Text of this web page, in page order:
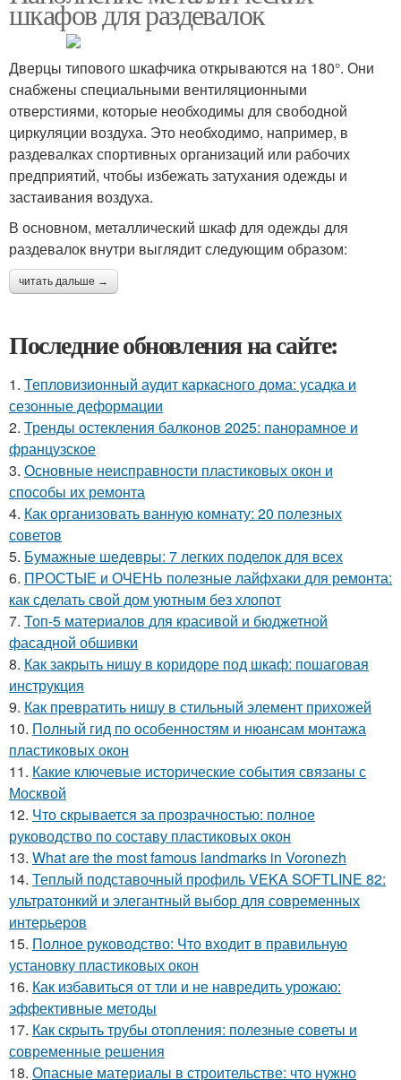
шкафов для раздевалок
Дверцы типового шкафчика открываются на 180°. Они
снабжены специальными вентиляционными
отверстиями, которые необходимы для свободной
циркуляции воздуха. Это необходимо, например, в
раздевалках спортивных организаций или рабочих
предприятий, чтобы избежать затухания одежды и
застаивания воздуха.
В основном, металлический шкаф для одежды для
раздевалок внутри выглядит следующим образом:
читать дальше →
Последние обновления на сайте:
1. Тепловизионный аудит каркасного дома: усадка и
сезонные деформации
2. Тренды остекления балконов 2025: панорамное и
французское
3. Основные неисправности пластиковых окон и
способы их ремонта
4. Как организовать ванную комнату: 20 полезных
советов
5. Бумажные шедевры: 7 легких поделок для всех
6. ПРОСТЫЕ и ОЧЕНЬ полезные лайфхаки для ремонта:
как сделать свой дом уютным без хлопот
7. Топ-5 материалов для красивой и бюджетной
фасадной обшивки
8. Как закрыть нишу в коридоре под шкаф: пошаговая
инструкция
9. Как превратить нишу в стильный элемент прихожей
10. Полный гид по особенностям и нюансам монтажа
пластиковых окон
11. Какие ключевые исторические события связаны с
Москвой
12. Что скрывается за прозрачностью: полное
руководство по составу пластиковых окон
13. What are the most famous landmarks in Voronezh
14. Теплый подставочный профиль VEKA SOFTLINE 82:
ультратонкий и элегантный выбор для современных
интерьеров
15. Полное руководство: Что входит в правильную
установку пластиковых окон
16. Как избавиться от тли и не навредить урожаю:
эффективные методы
17. Как скрыть трубы отопления: полезные советы и
современные решения
18. Опасные материалы в строительстве: что нужно